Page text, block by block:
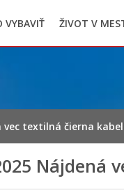
Geo
VYBAVIŤ ŽIVOT VTriedený
vec textilná čierna
Nájdená